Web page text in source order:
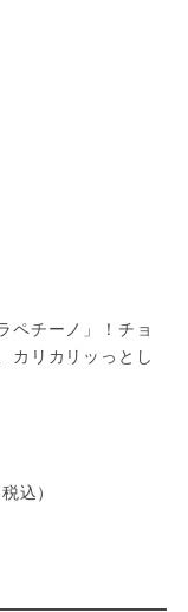
ペチーノ」！チョ
カリカリッっとし
込）